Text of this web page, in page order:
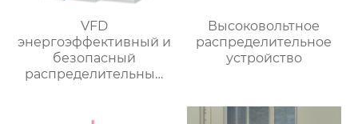
VFD
энергоэффективный и
безопасный
распределительный
Высоковольтное
распределительное
устройство